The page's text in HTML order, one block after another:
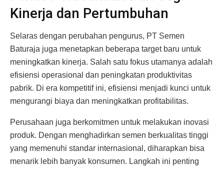
Kinerja dan Pertumbuhan
Selaras dengan perubahan pengurus, PT Semen
Baturaja juga menetapkan beberapa target baru untuk
meningkatkan kinerja. Salah satu fokus utamanya adalah
efisiensi operasional dan peningkatan produktivitas
pabrik. Di era kompetitif ini, efisiensi menjadi kunci untuk
mengurangi biaya dan meningkatkan profitabilitas.
Perusahaan juga berkomitmen untuk melakukan inovasi
produk. Dengan menghadirkan semen berkualitas tinggi
yang memenuhi standar internasional, diharapkan bisa
menarik lebih banyak konsumen. Langkah ini penting